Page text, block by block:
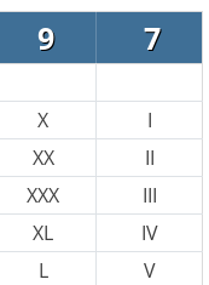
9 7
X
I
XX
II
XXX
III
XL
IV
L
V